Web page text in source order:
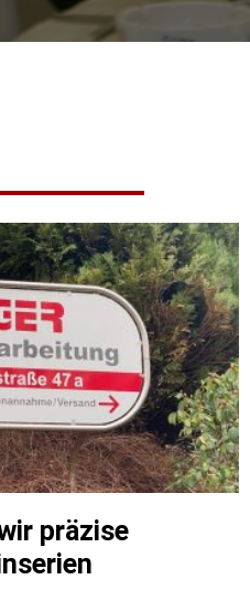
präzise